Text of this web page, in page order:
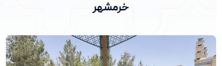
خرمشهر